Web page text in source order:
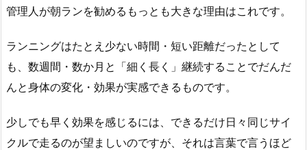
管理人が朝ランを勧めるもっとも大きな理由はこれです。
ランニングはたとえ少ない時間・短い距離だったとして
も、数週間・数か月と「細く長く」継続することでだんだ
んと身体の変化・効果が実感できるものです。
少しでも早く効果を感じるには、できるだけ日々同じサイ
クルで走るのが望ましいのですが、それは言葉で言うほど